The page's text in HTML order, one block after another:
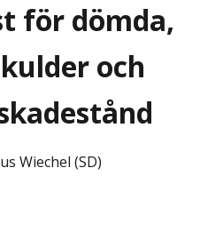
för dömda,
och
Wiechel (SD)